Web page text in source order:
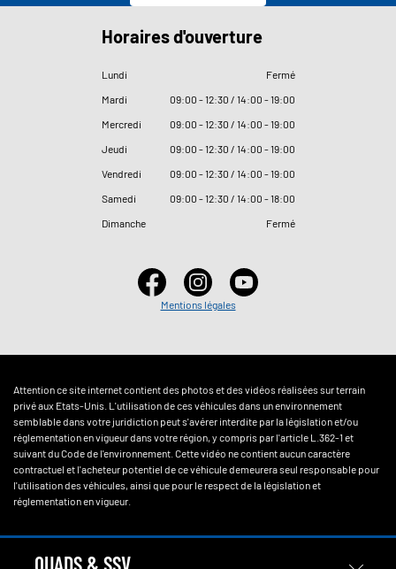
Horaires d'ouverture
Lundi
Fermé
Mardi
09:00 - 12:30 / 14:00 - 19:00
Mercredi
09:00 - 12:30 / 14:00 - 19:00
Jeudi
09:00 - 12:30 / 14:00 - 19:00
Vendredi
09:00 - 12:30 / 14:00 - 19:00
Samedi
09:00 - 12:30 / 14:00 - 18:00
Dimanche
Fermé
Mentions légales
Attention ce site internet contient des photos et des vidéos réalisées sur terrain
privé aux Etats-Unis. L'utilisation de ces véhicules dans un environnement
semblable dans votre juridiction peut s'avérer interdite par la législation et/ou
réglementation en vigueur dans votre région, y compris par l'article L.362-1 et
suivant du Code de l'environnement. Cette vidéo ne contient aucun caractère
contractuel et l'acheteur potentiel de ce véhicule demeurera seul responsable pour
l'utilisation des véhicules, ainsi que pour le respect de la législation et
réglementation en vigueur.